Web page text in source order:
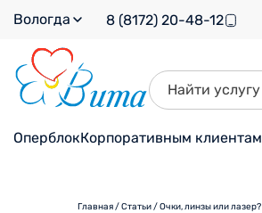
Вологда 8 (8172) 20-48-12
ОперблокКорпоративным клиентам
Главная/Статьи/Очки, линзы или лазер?